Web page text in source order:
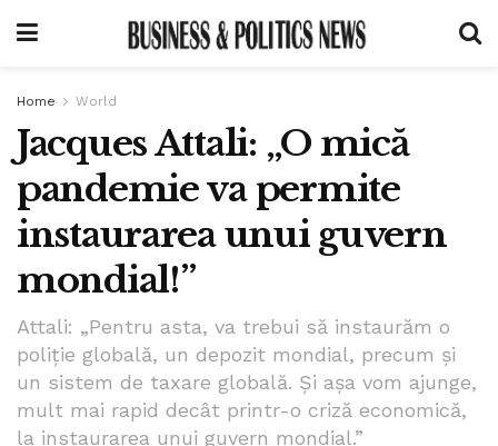
Home World
Jacques Attali: „O mică
pandemie va permite
instaurarea unui guvern
mondial!”
Attali: „Pentru asta, va trebui să instaurăm o
poliție globală, un depozit mondial, precum și
un sistem de taxare globală. Și așa vom ajunge,
mult mai rapid decât printr-o criză economică,
la instaurarea unui guvern mondial.”